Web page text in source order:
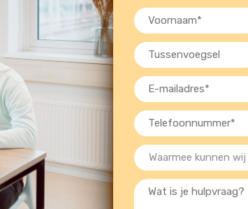
Voornaam
(Vereist)
Tussenvoegsel
E-
mailadres
(Vereist)
Telefoon
(Vereist)
Waarmee
kunnen
wij
Wat